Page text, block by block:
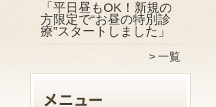
「平日昼もOK！新規の
方限定で“お昼の特別診
療”スタートしました」
一覧